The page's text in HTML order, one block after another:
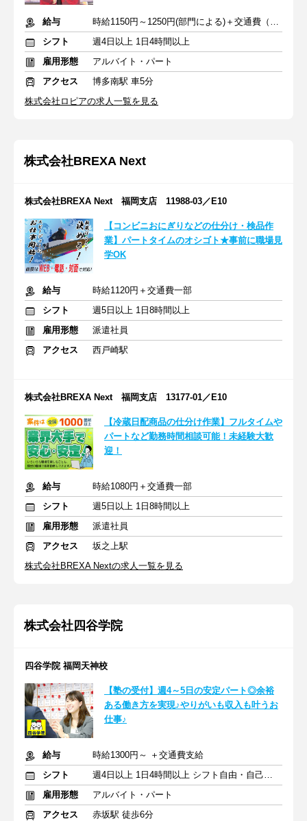
給与
時給1150円～1250円(部門による)＋交通費（社内規定による）
シフト
週4日以上 1日4時間以上
雇用形態
アルバイト・パート
アクセス
博多南駅 車5分
株式会社ロピアの求人一覧を見る
株式会社BREXA Next
株式会社BREXA Next 福岡支店 11988-03／E10
【コンビニおにぎりなどの仕分け・検品作
業】パートタイムのオシゴト★事前に職場見
学OK
給与
時給1120円＋交通費一部
シフト
週5日以上 1日8時間以上
雇用形態
派遣社員
アクセス
西戸崎駅
株式会社BREXA Next 福岡支店 13177-01／E10
【冷蔵日配商品の仕分け作業】フルタイムや
パートなど勤務時間相談可能！未経験大歓
迎！
給与
時給1080円＋交通費一部
シフト
週5日以上 1日8時間以上
雇用形態
派遣社員
アクセス
坂之上駅
株式会社BREXA Nextの求人一覧を見る
株式会社四谷学院
四谷学院 福岡天神校
【塾の受付】週4～5日の安定パート◎余裕
ある働き方を実現♪やりがいも収入も叶うお
仕事♪
給与
時給1300円～ ＋交通費支給
シフト
週4日以上 1日4時間以上 シフト自由・自己申告
雇用形態
アルバイト・パート
アクセス
赤坂駅 徒歩6分